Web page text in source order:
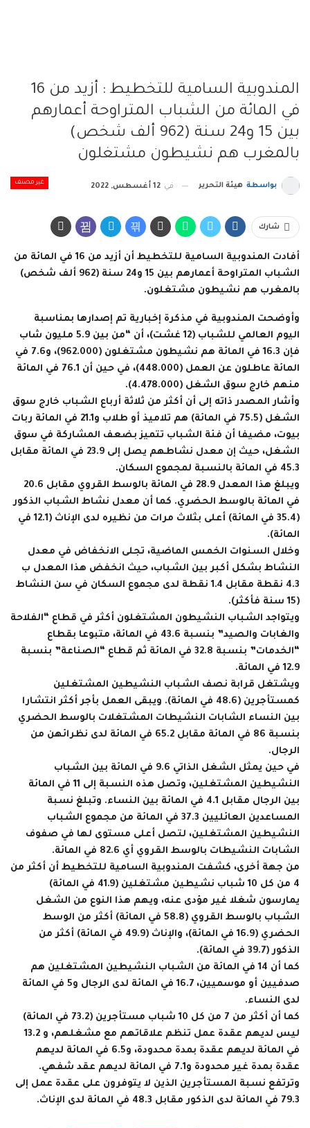
المندوبية السامية للتخطيط : أزيد من 16
في المائة من الشباب المتراوحة أعمارهم
بين 15 و24 سنة (962 ألف شخص)
بالمغرب هم نشيطون مشتغلون
غير مصنف بواسطة هيئة التحرير في 12 أغسطس, 2022
شارك
أفادت المندوبية السامية للتخطيط أن أزيد من 16 في المائة من
الشباب المتراوحة أعمارهم بين 15 و24 سنة (962 ألف شخص)
بالمغرب هم نشيطون مشتغلون.
وأوضحت المندوبية في مذكرة إخبارية تم إصدارها بمناسبة
اليوم العالمي للشباب (12 غشت)، أن “من بين 5.9 مليون شاب
فإن 16.3 في المائة هم نشيطون مشتغلون (962.000)، و7.6 في
المائة عاطلون عن العمل (448.000)، في حين أن 76.1 في المائة
منهم خارج سوق الشغل (4.478.000).
وأشار المصدر ذاته إلى أن أكثر من ثلاثة أرباع الشباب خارج سوق
الشغل (75.5 في المائة) هم تلاميذ أو طلاب و21.1 في المائة ربات
بيوت، مضيفا أن فئة الشباب تتميز بضعف المشاركة في سوق
الشغل، حيث إن معدل نشاطهم يصل إلى 23.9 في المائة مقابل
45.3 في المائة بالنسبة لمجموع السكان.
ويبلغ هذا المعدل 28.9 في المائة بالوسط القروي مقابل 20.6
في المائة بالوسط الحضري. كما أن معدل نشاط الشباب الذكور
(35.4 في المائة) أعلى بثلاث مرات من نظيره لدى الإناث (12.1 في
المائة).
وخلال السنوات الخمس الماضية، تجلى الانخفاض في معدل
النشاط بشكل أكبر بين الشباب، حيث انخفض هذا المعدل ب
4.3 نقطة مقابل 1.4 نقطة لدى مجموع السكان في سن النشاط
(15 سنة فأكثر).
ويتواجد الشباب النشيطون المشتغلون أكثر في قطاع “الفلاحة
والغابات والصيد” بنسبة 43.6 في المائة، متبوعا بقطاع
“الخدمات” بنسبة 32.8 في المائة ثم قطاع “الصناعة” بنسبة
12.9 في المائة.
ويشتغل قرابة نصف الشباب النشيطين المشتغلين
كمستأجرين (48.6 في المائة). ويبقى العمل بأجر أكثر انتشارا
بين النساء الشابات النشيطات المشتغلات بالوسط الحضري
بنسبة 86 في المائة مقابل 65.2 في المائة لدى نظرائهن من
الرجال.
في حين يمثل الشغل الذاتي 9.6 في المائة بين الشباب
النشيطين المشتغلين، وتصل هذه النسبة إلى 11 في المائة
بين الرجال مقابل 4.1 في المائة بين النساء. وتبلغ نسبة
المساعدين العائليين 37.3 في المائة من مجموع الشباب
النشيطين المشتغلين، لتصل أعلى مستوى لها في صفوف
الشابات النشيطات بالوسط القروي أي 82.6 في المائة.
من جهة أخرى، كشفت المندوبية السامية للتخطيط أن أكثر من
4 من كل 10 شباب نشيطين مشتغلين (41.9 في المائة)
يمارسون شغلا غير مؤدى عنه، ويهم هذا النوع من الشغل
الشباب بالوسط القروي (58.8 في المائة) أكثر من الوسط
الحضري (16.9 في المائة)، والإناث (49.9 في المائة) أكثر من
الذكور (39.7 في المائة).
كما أن 14 في المائة من الشباب النشيطين المشتغلين هم
صدفيين أو موسميين، 16.7 في المائة لدى الرجال و5 في المائة
لدى النساء.
كما أن أكثر من 7 من كل 10 شباب مستأجرين (73.2 في المائة)
ليس لديهم عقدة عمل تنظم علاقاتهم مع مشغلهم، و 13.2
في المائة لديهم عقدة بمدة محدودة، و6.5 في المائة لديهم
عقدة بمدة غير محدودة و7.1 في المائة لديهم عقد شفهي.
وترتفع نسبة المستأجرين الذين لا يتوفرون على عقدة عمل إلى
79.3 في المائة لدى الذكور مقابل 48.3 في المائة لدى الإناث.